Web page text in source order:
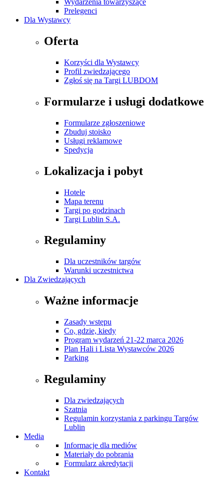
Wydarzenia towarzyszące
Prelegenci
Dla Wystawcy
Oferta
Korzyści dla Wystawcy
Profil zwiedzającego
Zgłoś się na Targi LUBDOM
Formularze i usługi dodatkowe
Formularze zgłoszeniowe
Zbuduj stoisko
Usługi reklamowe
Spedycja
Lokalizacja i pobyt
Hotele
Mapa terenu
Targi po godzinach
Targi Lublin S.A.
Regulaminy
Dla uczestników targów
Warunki uczestnictwa
Dla Zwiedzających
Ważne informacje
Zasady wstępu
Co, gdzie, kiedy
Program wydarzeń 21-22 marca 2026
Plan Hali i Lista Wystawców 2026
Parking
Regulaminy
Dla zwiedzających
Szatnia
Regulamin korzystania z parkingu Targów
Lublin
Media
Informacje dla mediów
Materiały do pobrania
Formularz akredytacji
Kontakt